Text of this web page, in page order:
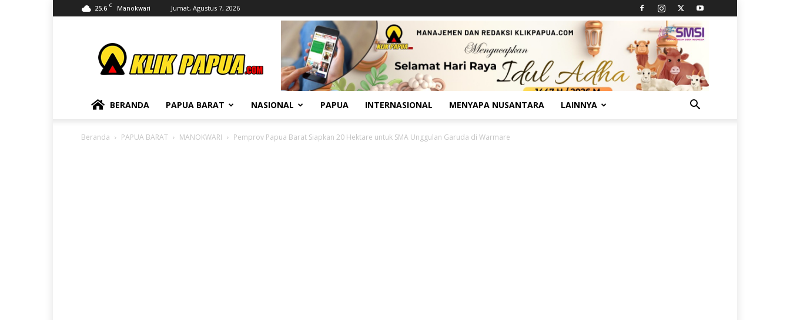
25.6 C Manokwari Jumat, Agustus 7, 2026
BERANDA PAPUA BARAT NASIONAL PAPUA INTERNASIONAL MENYAPA NUSANTARA LAINNYA
Beranda PAPUA BARAT MANOKWARI Pemprov Papua Barat Siapkan 20 Hektare untuk SMA Unggulan Garuda di Warmare